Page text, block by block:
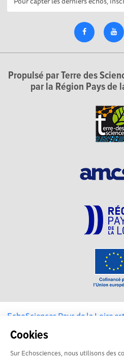
Cookies
Sur Echosciences, nous utilisons des
Propulsé par Terre des
par la Région Pays de
EchoSciences Pays de la Loire
Sciences